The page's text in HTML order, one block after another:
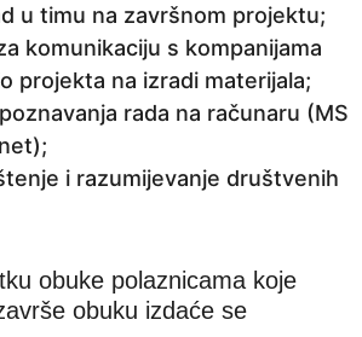
u timu na završnom projektu;
komunikaciju s kompanijama
projekta na izradi materijala;
rada na računaru (MS
i razumijevanje društvenih
obuke polaznicama koje
obuku izdaće se